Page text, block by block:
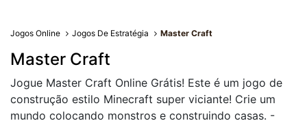
Jogos Online Jogos De Estratégia Master Craft
Master Craft
Jogue Master Craft Online Grátis! Este é um jogo de
construção estilo Minecraft super viciante! Crie um
mundo colocando monstros e construindo casas. -